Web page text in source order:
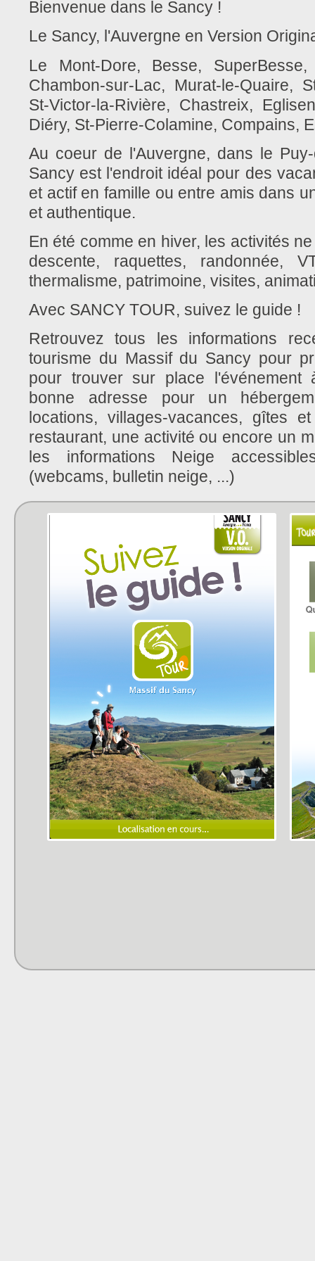
Bienvenue dans le Sancy !
Le Sancy, l'Auvergne en Version
Le Mont-Dore, Besse,
Chambon-sur-Lac, Murat-le-Quaire,
St-Victor-la-Rivière, Chastreix,
Diéry, St-Pierre-Colamine, Compains,
Au coeur de l'Auvergne, dans le
Sancy est l'endroit idéal pour des
et actif en famille ou entre amis dans
et authentique.
En été comme en hiver, les activités
descente, raquettes, randonnée,
thermalisme, patrimoine, visites,
Avec SANCY TOUR, suivez le guide !
Retrouvez tous les informations
tourisme du Massif du Sancy pour
pour trouver sur place
bonne adresse pour un
locations, villages-vacances, gîtes
restaurant, une activité ou encore un
les informations Neige
(webcams, bulletin neige, ...)